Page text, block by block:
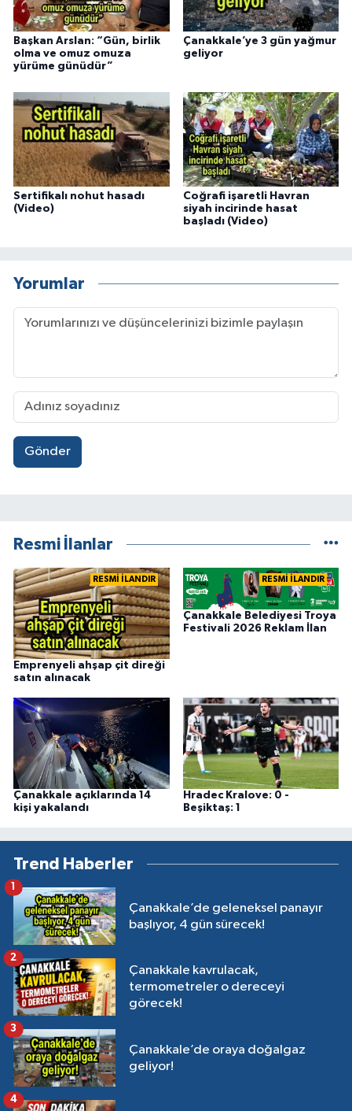
Başkan Arslan: “Gün, birlik
olma ve omuz omuza
yürüme günüdür”
Çanakkale’ye 3 gün yağmur
geliyor
Sertifikalı nohut hasadı
(Video)
Coğrafi işaretli Havran
siyah incirinde hasat
başladı (Video)
Yorumlar
Gönder
Resmi İlanlar
RESMİ İLANDIR
Emprenyeli ahşap çit direği
satın alınacak
RESMİ İLANDIR
Çanakkale Belediyesi Troya
Festivali 2026 Reklam İlan
Çanakkale açıklarında 14
kişi yakalandı
Hradec Kralove: 0 -
Beşiktaş: 1
Trend Haberler
Çanakkale’de geleneksel panayır
başlıyor, 4 gün sürecek!
Çanakkale kavrulacak,
termometreler o dereceyi
görecek!
2
Çanakkale’de oraya doğalgaz
geliyor!
3
4